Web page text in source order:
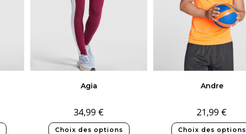
Agia
34,99 €
Choix des options
Andre
21,99 €
Choix des options